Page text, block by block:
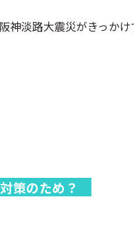
神淡路大震災がきっか
策のため？